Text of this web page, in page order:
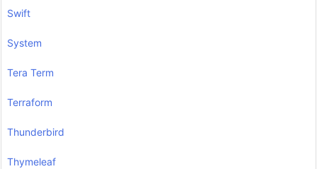
Swift
System
Tera Term
Terraform
Thunderbird
Thymeleaf